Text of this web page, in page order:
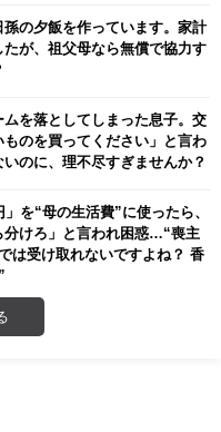
の夕飯を作っています。家計
が、祖父母なら無償で協力す
を落としてしまった息子。交
のを買ってください」と言わ
のに、理不尽すぎませんか？
を“母の生活費”に使ったら、
分けろ」と言われ困惑…“喪主
は受け取れないですよね？ 香